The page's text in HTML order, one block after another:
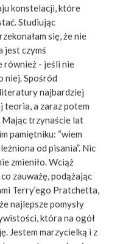
konstelacji, które
Studiując
się, że nie
jest czymś
również - jeśli nie
niej. Spośród
najbardziej
teoria, a zaraz potem
trzynaście lat
pamiętniku: “wiem
od pisania”. Nic
zmieniło. Wciąż
zauważę, podążając
Terry’ego Pratchetta,
najlepsze pomysły
która na ogół
Jestem marzycielką i z